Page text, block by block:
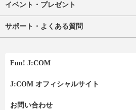
イベント・プレゼント
サポート・よくある質問
Fun! J:COM
J:COM オフィシャルサイト
お問い合わせ